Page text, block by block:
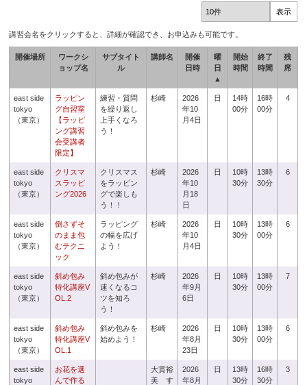
講習会名をクリックすると、詳細が確認でき、お申込みも可能です。
開催場所
ワークシ
ョップ名
サブタイト
ル
講師名
開催
日時
曜
日
▲
開始
時間
終了
時間
残
席
east side
tokyo
（東京）
ラッピン
グ自習室
【ラッピ
ング講習
会受講者
限定】
練習・質問
を繰り返し
上手くなろ
う！
杉崎
2026
年10
月4日
日
14時
00分
16時
00分
4
east side
tokyo
（東京）
クリスマ
スラッピ
ング2026
クリスマス
をラッピン
グで楽しも
う！！
杉崎
2026
年10
月18
日
日
10時
30分
13時
30分
6
east side
tokyo
（東京）
倒さずそ
のまま包
むテクニ
ック
ラッピング
の幅を広げ
よう！
杉崎
2026
年10
月4日
日
10時
30分
13時
00分
6
east side
tokyo
（東京）
斜め包み
特化講座V
OL.2
斜め包みが
速くなるコ
ツを知ろ
う！
杉崎
2026
年9月
6日
日
10時
30分
13時
00分
7
east side
tokyo
（東京）
斜め包み
特化講座V
OL.1
斜め包みを
始めよう！
杉崎
2026
年8月
23日
日
10時
30分
13時
00分
6
east side
tokyo
お花を選
んで作る
大貫裕
美 す
2026
年8月
日
13時
30分
16時
30分
3